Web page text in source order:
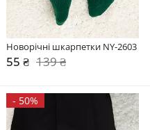
Новорічні шкарпетки NY-2603
55 ₴ 139 ₴
- 50%